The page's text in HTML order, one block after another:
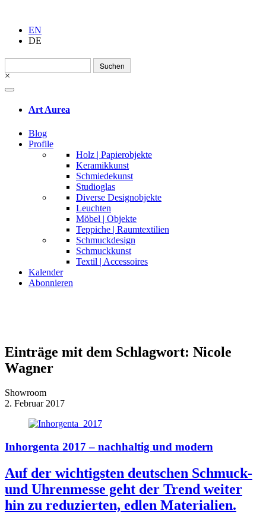
EN
DE
Suchen
nach:
×
Art Aurea
Blog
Profile
Holz | Papierobjekte
Keramikkunst
Schmiedekunst
Studioglas
Diverse Designobjekte
Leuchten
Möbel | Objekte
Teppiche | Raumtextilien
Schmuckdesign
Schmuckkunst
Textil | Accessoires
Kalender
Abonnieren
Einträge mit dem Schlagwort: Nicole
Wagner
Showroom
2. Februar 2017
Inhorgenta 2017 – nachhaltig und modern
Auf der wichtigsten deutschen Schmuck-
und Uhrenmesse geht der Trend weiter
hin zu reduzierten, edlen Materialien.